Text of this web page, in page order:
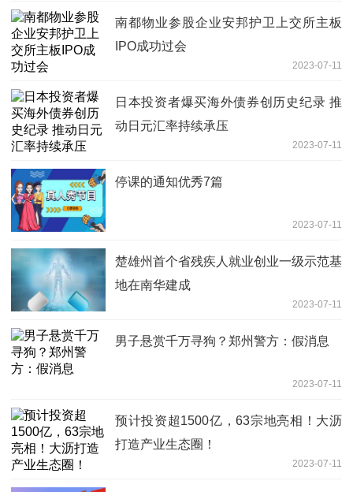
南都物业参股企业安邦护卫上交所主板
IPO成功过会
2023-07-11
日本投资者爆买海外债券创历史纪录 推
动日元汇率持续承压
2023-07-11
停课的通知优秀7篇
2023-07-11
楚雄州首个省残疾人就业创业一级示范基
地在南华建成
2023-07-11
男子悬赏千万寻狗？郑州警方：假消息
2023-07-11
预计投资超1500亿，63宗地亮相！大沥
打造产业生态圈！
2023-07-11